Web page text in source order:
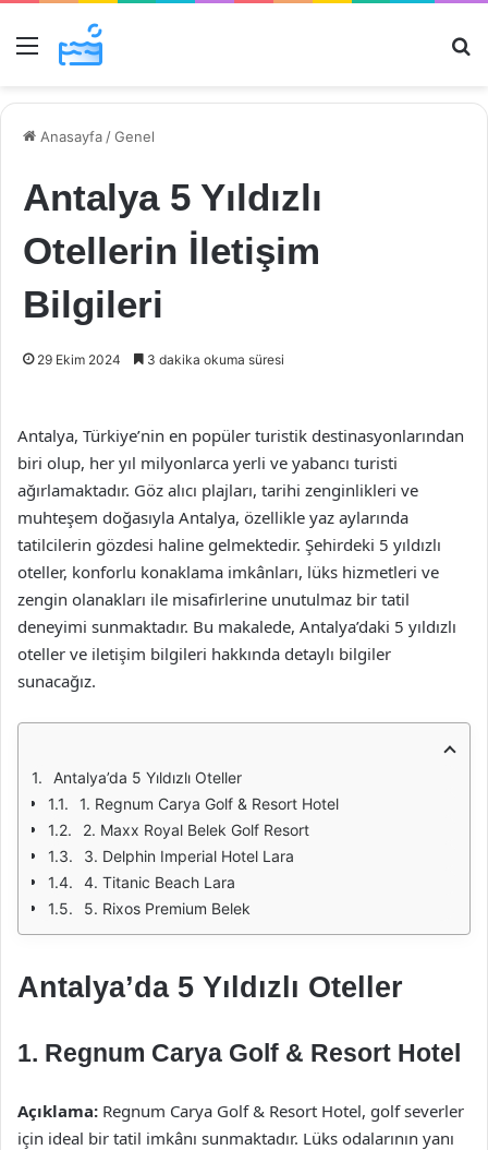
Menü
Anasayfa /Genel
Antalya 5 Yıldızlı
Otellerin İletişim
Bilgileri
29 Ekim 2024 3 dakika okuma süresi
Antalya, Türkiye’nin en popüler turistik destinasyonlarından
biri olup, her yıl milyonlarca yerli ve yabancı turisti
ağırlamaktadır. Göz alıcı plajları, tarihi zenginlikleri ve
muhteşem doğasıyla Antalya, özellikle yaz aylarında
tatilcilerin gözdesi haline gelmektedir. Şehirdeki 5 yıldızlı
oteller, konforlu konaklama imkânları, lüks hizmetleri ve
zengin olanakları ile misafirlerine unutulmaz bir tatil
deneyimi sunmaktadır. Bu makalede, Antalya’daki 5 yıldızlı
oteller ve iletişim bilgileri hakkında detaylı bilgiler
sunacağız.
Antalya’da 5 Yıldızlı Oteller
1. Regnum Carya Golf & Resort Hotel
2. Maxx Royal Belek Golf Resort
3. Delphin Imperial Hotel Lara
4. Titanic Beach Lara
5. Rixos Premium Belek
Antalya’da 5 Yıldızlı Oteller
1. Regnum Carya Golf & Resort Hotel
Açıklama: Regnum Carya Golf & Resort Hotel, golf severler
için ideal bir tatil imkânı sunmaktadır. Lüks odalarının yanı